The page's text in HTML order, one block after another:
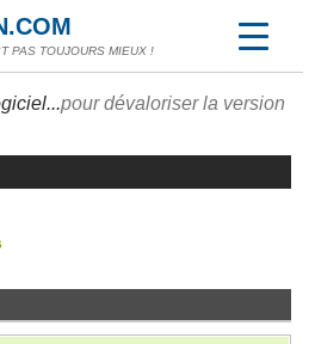
PAS TOUJOURS MIEUX !
pour dévaloriser la version